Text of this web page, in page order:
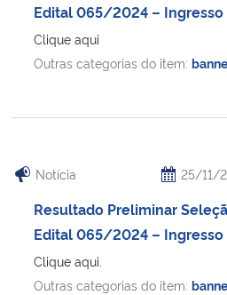
Edital 065/2024 – Ingresso
Clique aqui
Outras categorias do item:
Notícia 25/11/
Resultado Preliminar
Edital 065/2024 – Ingresso
Clique aqui.
Outras categorias do item: